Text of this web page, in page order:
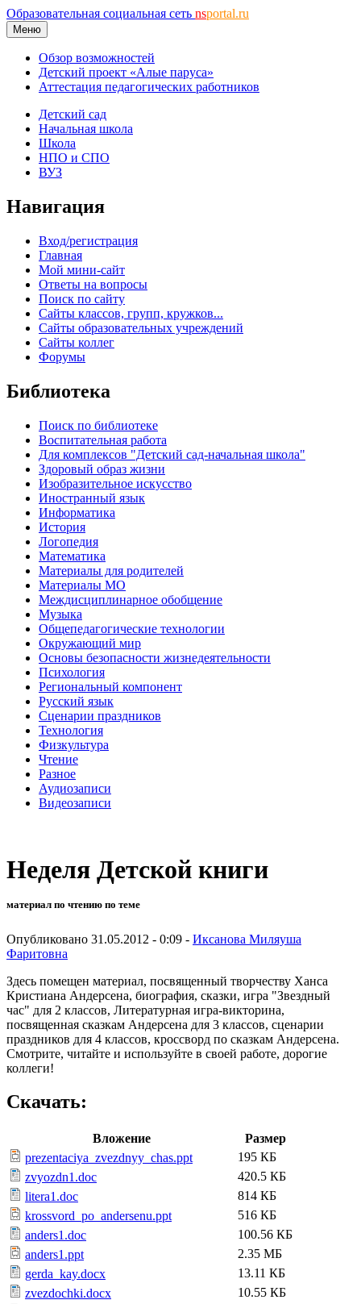
Образовательная социальная сеть nsportal.ru
Меню
Обзор возможностей
Детский проект «Алые паруса»
Аттестация педагогических работников
Детский сад
Начальная школа
Школа
НПО и СПО
ВУЗ
Навигация
Вход/регистрация
Главная
Мой мини-сайт
Ответы на вопросы
Поиск по сайту
Сайты классов, групп, кружков...
Сайты образовательных учреждений
Сайты коллег
Форумы
Библиотека
Поиск по библиотеке
Воспитательная работа
Для комплексов "Детский сад-начальная школа"
Здоровый образ жизни
Изобразительное искусство
Иностранный язык
Информатика
История
Логопедия
Математика
Материалы для родителей
Материалы МО
Междисциплинарное обобщение
Музыка
Общепедагогические технологии
Окружающий мир
Основы безопасности жизнедеятельности
Психология
Региональный компонент
Русский язык
Сценарии праздников
Технология
Физкультура
Чтение
Разное
Аудиозаписи
Видеозаписи
Неделя Детской книги
материал по чтению по теме
Опубликовано 31.05.2012 - 0:09 - Иксанова Миляуша
Фаритовна
Здесь помещен материал, посвященный творчеству Ханса
Кристиана Андерсена, биография, сказки, игра "Звездный
час" для 2 классов, Литературная игра-викторина,
посвященная сказкам Андерсена для 3 классов, сценарии
праздников для 4 классов, кроссворд по сказкам Андерсена.
Смотрите, читайте и используйте в своей работе, дорогие
коллеги!
Скачать:
Вложение
Размер
prezentaciya_zvezdnyy_chas.ppt
195 КБ
zvyozdn1.doc
420.5 КБ
litera1.doc
814 КБ
krossvord_po_andersenu.ppt
516 КБ
anders1.doc
100.56 КБ
anders1.ppt
2.35 МБ
gerda_kay.docx
13.11 КБ
zvezdochki.docx
10.55 КБ